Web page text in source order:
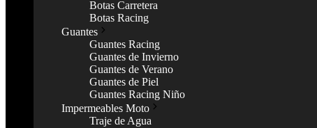
Botas Carretera
Botas Racing
Guantes
Guantes Racing
Guantes de Invierno
Guantes de Verano
Guantes de Piel
Guantes Racing Niño
Impermeables Moto
Traje de Agua